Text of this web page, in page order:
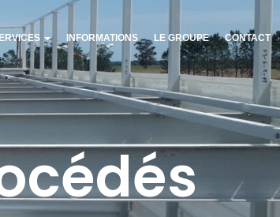
INFORMATIONS LE GROUPE CONTACT